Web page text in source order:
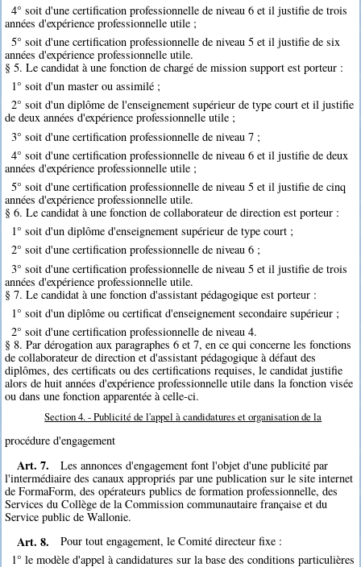
4° soit d'une certification professionnelle de niveau 6 et il justifie de trois
années d'expérience professionnelle utile ;
5° soit d'une certification professionnelle de niveau 5 et il justifie de six
années d'expérience professionnelle utile.
§ 5. Le candidat à une fonction de chargé de mission support est porteur :
1° soit d'un master ou assimilé ;
2° soit d'un diplôme de l'enseignement supérieur de type court et il justifie
de deux années d'expérience professionnelle utile ;
3° soit d'une certification professionnelle de niveau 7 ;
4° soit d'une certification professionnelle de niveau 6 et il justifie de deux
années d'expérience professionnelle utile ;
5° soit d'une certification professionnelle de niveau 5 et il justifie de cinq
années d'expérience professionnelle utile.
§ 6. Le candidat à une fonction de collaborateur de direction est porteur :
1° soit d'un diplôme d'enseignement supérieur de type court ;
2° soit d'une certification professionnelle de niveau 6 ;
3° soit d'une certification professionnelle de niveau 5 et il justifie de trois
années d'expérience professionnelle utile.
§ 7. Le candidat à une fonction d'assistant pédagogique est porteur :
1° soit d'un diplôme ou certificat d'enseignement secondaire supérieur ;
2° soit d'une certification professionnelle de niveau 4.
§ 8. Par dérogation aux paragraphes 6 et 7, en ce qui concerne les fonctions
de collaborateur de direction et d'assistant pédagogique à défaut des
diplômes, des certificats ou des certifications requises, le candidat justifie
alors de huit années d'expérience professionnelle utile dans la fonction visée
ou dans une fonction apparentée à celle-ci.
Section 4. - Publicité de l'appel à candidatures et organisation de la
procédure d'engagement
Art. 7.
Les annonces d'engagement font l'objet d'une publicité par
l'intermédiaire des canaux appropriés par une publication sur le site internet
de FormaForm, des opérateurs publics de formation professionnelle, des
Services du Collège de la Commission communautaire française et du
Service public de Wallonie.
Art. 8.
Pour tout engagement, le Comité directeur fixe :
1° le modèle d'appel à candidatures sur la base des conditions particulières